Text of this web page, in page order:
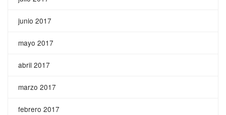
junio 2017
mayo 2017
abril 2017
marzo 2017
febrero 2017